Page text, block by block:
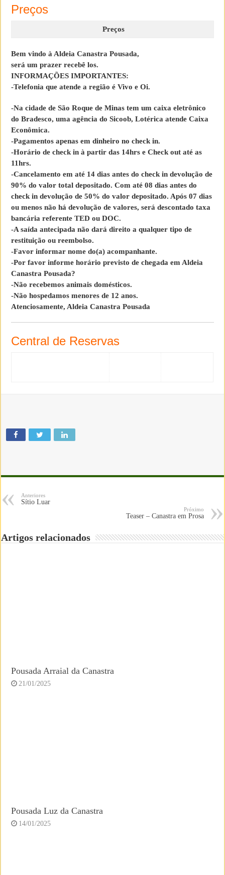
Preços
Preços
Bem vindo à Aldeia Canastra Pousada,
será um prazer recebê los.
INFORMAÇÕES IMPORTANTES:
-Telefonia que atende a região é Vivo e Oi.
-Na cidade de São Roque de Minas tem um caixa eletrônico
do Bradesco, uma agência do Sicoob, Lotérica atende Caixa
Econômica.
-Pagamentos apenas em dinheiro no check in.
-Horário de check in à partir das 14hrs e Check out até as
11hrs.
-Cancelamento em até 14 dias antes do check in devolução de
90% do valor total depositado. Com até 08 dias antes do
check in devolução de 50% do valor depositado. Após 07 dias
ou menos não há devolução de valores, será descontado taxa
bancária referente TED ou DOC.
-A saída antecipada não dará direito a qualquer tipo de
restituição ou reembolso.
-Favor informar nome do(a) acompanhante.
-Por favor informe horário previsto de chegada em Aldeia
Canastra Pousada?
-Não recebemos animais domésticos.
-Não hospedamos menores de 12 anos.
Atenciosamente, Aldeia Canastra Pousada
Central de Reservas
Anteriores
Sítio Luar
Próximo
Teaser – Canastra em Prosa
Artigos relacionados
Pousada Arraial da Canastra
21/01/2025
Pousada Luz da Canastra
14/01/2025